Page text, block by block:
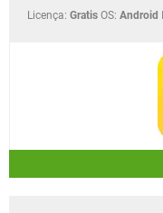
Licença: Gratis OS: Android